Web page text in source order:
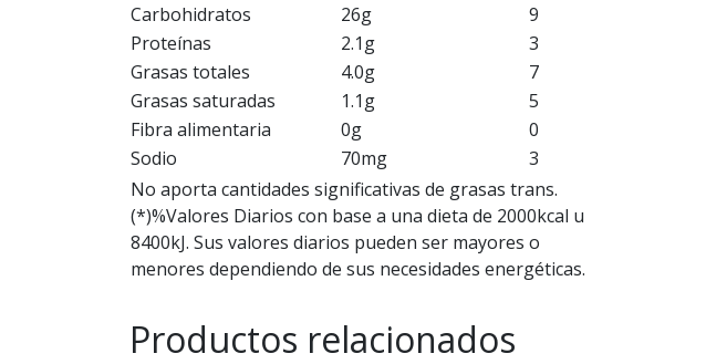
Carbohidratos
26g
9
Proteínas
2.1g
3
Grasas totales
4.0g
7
Grasas saturadas
1.1g
5
Fibra alimentaria
0g
0
Sodio
70mg
3
No aporta cantidades significativas de grasas trans.
(*)%Valores Diarios con base a una dieta de 2000kcal u
8400kJ. Sus valores diarios pueden ser mayores o
menores dependiendo de sus necesidades energéticas.
Productos relacionados